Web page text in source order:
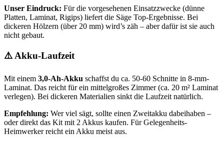
Unser Eindruck: Für die vorgesehenen Einsatzzwecke (dünne
Platten, Laminat, Rigips) liefert die Säge Top-Ergebnisse. Bei
dickeren Hölzern (über 20 mm) wird’s zäh – aber dafür ist sie auch
nicht gebaut.
⚠️ Akku-Laufzeit
Mit einem 3,0-Ah-Akku schaffst du ca. 50-60 Schnitte in 8-mm-
Laminat. Das reicht für ein mittelgroßes Zimmer (ca. 20 m² Laminat
verlegen). Bei dickeren Materialien sinkt die Laufzeit natürlich.
Empfehlung: Wer viel sägt, sollte einen Zweitakku dabeihaben –
oder direkt das Kit mit 2 Akkus kaufen. Für Gelegenheits-
Heimwerker reicht ein Akku meist aus.